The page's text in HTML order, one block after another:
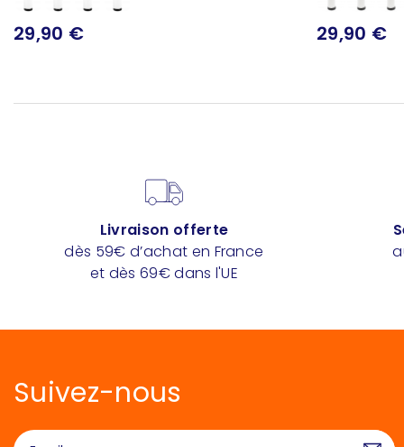
29,90 € 29,90 €
Livraison offerte
dès 59€ d’achat en France
et dès 69€ dans l'UE
Suivez-nous